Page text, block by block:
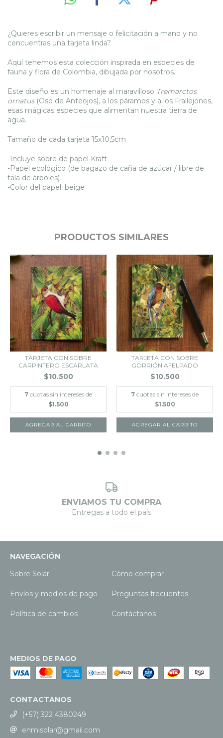
¿Quieres escribir un mensaje o felicitación a mano y no
cencuentras una tarjeta linda?
Aquí tenemos esta colección inspirada en especies de
fauna y flora de Colombia, dibujada por nosotros.
Este diseño es un homenaje al maravilloso Tremarctos
ornatus(Oso de Anteojos), a los páramos y a los Frailejones,
esas mágicas especies que alimentan nuestra tierra de
agua.
Tamaño de cada tarjeta 15x10,5cm
-Incluye sobre de papel Kraft
-Papel ecológico (de bagazo de caña de azúcar / libre de
tala de árboles)
-Color del papel: beige
PRODUCTOS SIMILARES
TARJETA CON SOBRE
CARPINTERO ESCARLATA
$10.500
7 cuotas sin intereses de
$1.500
TARJETA CON SOBRE
GORRIÓN AFELPADO
$10.500
7 cuotas sin intereses de
$1.500
ENVIAMOS TU COMPRA
Entregas a todo el país
NAVEGACIÓN
Sobre Solar
Cómo comprar
Envíos y medios de pago Preguntas frecuentes
Política de cambios Contáctanos
MEDIOS DE PAGO
CONTACTANOS
(+57) 322 4380249
enmisolar@gmail.com